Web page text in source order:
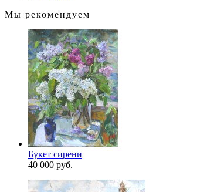
Мы рекомендуем
Букет сирени
40 000 руб.